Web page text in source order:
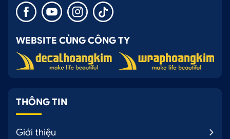
WEBSITE CÙNG CÔNG TY
THÔNG TIN
Giới thiệu